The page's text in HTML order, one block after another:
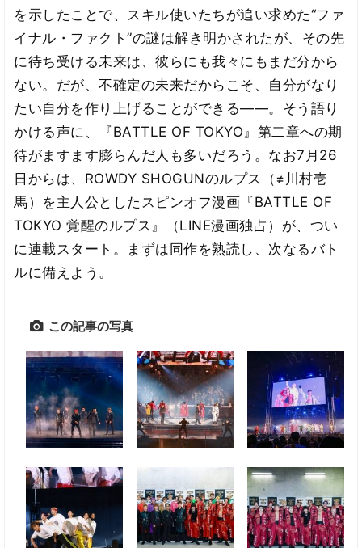
を示したことで、スキル使いたちが追い求めた“ファ
イナル・ファクト”の謎は解き明かされたが、その先
に待ち受ける未来は、彼らにも我々にもまだ分から
ない。だが、不確定の未来だからこそ、自分がなり
たい自分を作り上げることができる――。そう語り
かける声に、『BATTLE OF TOKYO』第二章への期
待がますます膨らんだ人も多いだろう。なお7月26
日からは、ROWDY SHOGUNのルプス（≠川村壱
馬）を主人公としたスピンオフ漫画『BATTLE OF
TOKYO 覚醒のルプス』（LINE漫画独占）が、つい
に連載スタート。まずは同作を熟読し、次なるバト
ルに備えよう。
この記事の写真